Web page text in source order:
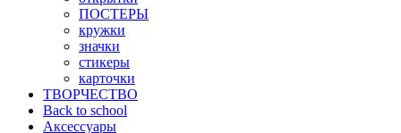
ПОСТЕРЫ
кружки
значки
стикеры
карточки
ТВОРЧЕСТВО
Back to school
Аксессуары